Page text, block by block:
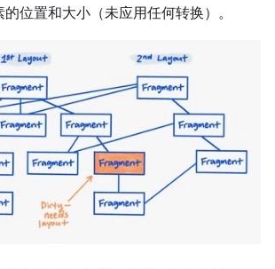
位置和大小（未应用任何转换）。